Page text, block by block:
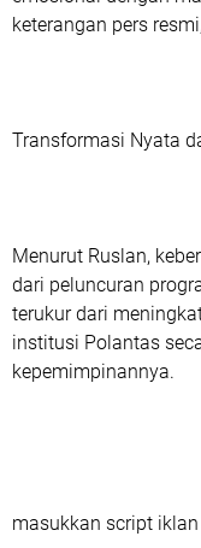
keterangan pers
Transformasi Nyata
Menurut Ruslan,
dari peluncuran
terukur dari
institusi Polantas
kepemimpinannya.
masukkan script